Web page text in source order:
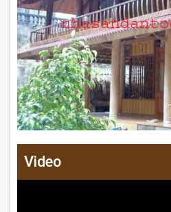
Video